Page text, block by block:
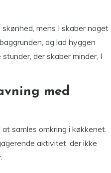
mens I skaber noget
og lad hyggen
der skaber minder, I
med
samles omkring i køkkenet.
aktivitet, der ikke